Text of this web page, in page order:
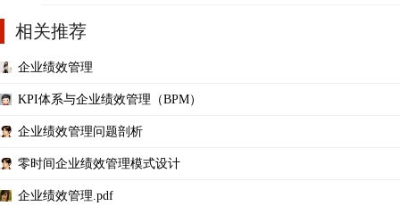
相关推荐
企业绩效管理
KPI体系与企业绩效管理（BPM）
企业绩效管理问题剖析
零时间企业绩效管理模式设计
企业绩效管理.pdf